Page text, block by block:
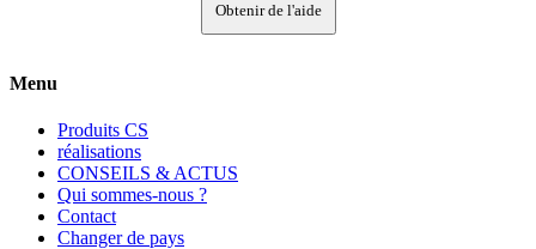
Obtenir de l'aide
Menu
Produits CS
réalisations
CONSEILS & ACTUS
Qui sommes-nous ?
Contact
Changer de pays